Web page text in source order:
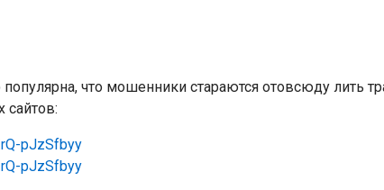
что мошенники стараются отовсюду
сайтов:
pJzSfbyy
pJzSfbyy